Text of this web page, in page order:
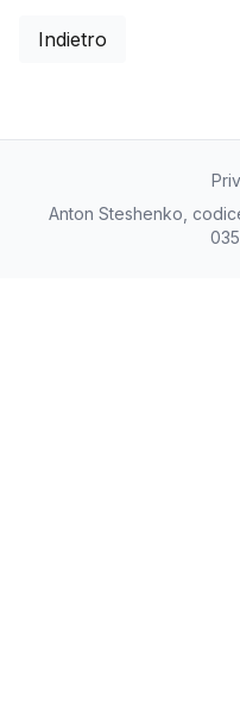
Indietro
Anton Steshenko,